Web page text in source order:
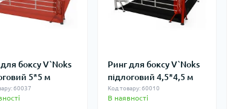
боксу V`Noks
5*5 м
60037
Ринг для боксу V`Noks
підлоговий 4,5*4,5 м
Код товару: 60010
В наявності